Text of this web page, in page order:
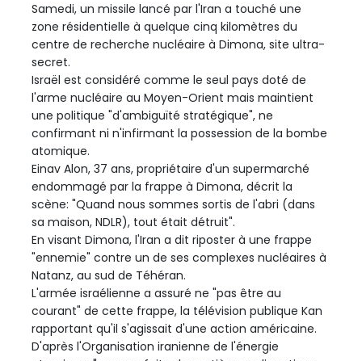
Samedi, un missile lancé par l'Iran a touché une
zone résidentielle à quelque cinq kilomètres du
centre de recherche nucléaire à Dimona, site ultra-
secret.
Israël est considéré comme le seul pays doté de
l'arme nucléaire au Moyen-Orient mais maintient
une politique "d'ambiguïté stratégique", ne
confirmant ni n'infirmant la possession de la bombe
atomique.
Einav Alon, 37 ans, propriétaire d'un supermarché
endommagé par la frappe à Dimona, décrit la
scène: "Quand nous sommes sortis de l'abri (dans
sa maison, NDLR), tout était détruit".
En visant Dimona, l'Iran a dit riposter à une frappe
"ennemie" contre un de ses complexes nucléaires à
Natanz, au sud de Téhéran.
L'armée israélienne a assuré ne "pas être au
courant" de cette frappe, la télévision publique Kan
rapportant qu'il s'agissait d'une action américaine.
D'après l'Organisation iranienne de l'énergie